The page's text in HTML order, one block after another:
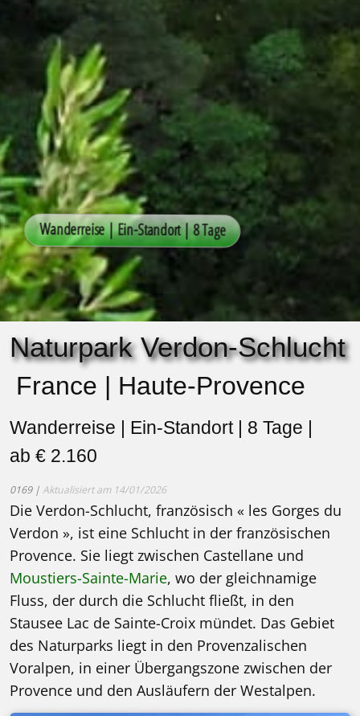
Naturpark Verdon-Schlucht
France | Haute-Provence
Wanderreise | Ein-Standort | 8 Tage |
ab € 2.160
0169 | Aktualisiert am 14/01/2026
Die Verdon-Schlucht, französisch « les Gorges du
Verdon », ist eine Schlucht in der französischen
Provence. Sie liegt zwischen Castellane und
Moustiers-Sainte-Marie, wo der gleichnamige
Fluss, der durch die Schlucht fließt, in den
Stausee Lac de Sainte-Croix mündet. Das Gebiet
des Naturparks liegt in den Provenzalischen
Voralpen, in einer Übergangszone zwischen der
Provence und den Ausläufern der Westalpen.